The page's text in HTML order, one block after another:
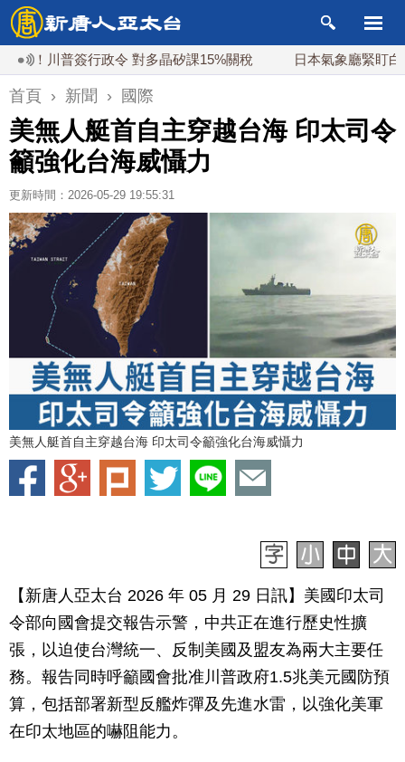
川普簽行政令 對多晶矽課15%關稅 日本氣象廳緊盯白海豚
首頁 › 新聞 › 國際
美無人艇首自主穿越台海 印太司令
籲強化台海威懾力
更新時間：2026-05-29 19:55:31
美無人艇首自主穿越台海 印太司令籲強化台海威懾力
【新唐人亞太台 2026 年 05 月 29 日訊】美國印太司
令部向國會提交報告示警，中共正在進行歷史性擴
張，以迫使台灣統一、反制美國及盟友為兩大主要任
務。報告同時呼籲國會批准川普政府1.5兆美元國防預
算，包括部署新型反艦炸彈及先進水雷，以強化美軍
在印太地區的嚇阻能力。